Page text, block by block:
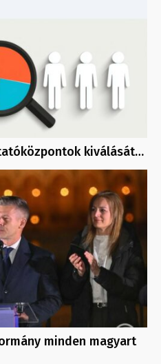
kiválását…
minden magyart